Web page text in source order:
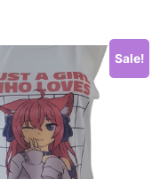
Sale!